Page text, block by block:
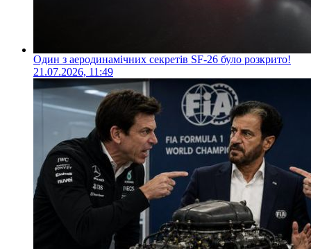
Один з аеродинамічних секретів SF-26 було розкрито!
21.07.2026, 11:49